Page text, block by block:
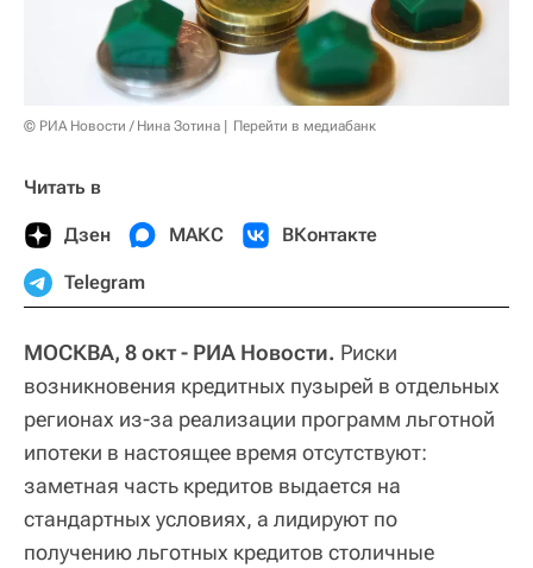
© РИА Новости / Нина Зотина Перейти в медиабанк
Читать в
Дзен МАКС ВКонтакте
Telegram
МОСКВА, 8 окт - РИА Новости. Риски
возникновения кредитных пузырей в отдельных
регионах из-за реализации программ льготной
ипотеки в настоящее время отсутствуют:
заметная часть кредитов выдается на
стандартных условиях, а лидируют по
получению льготных кредитов столичные